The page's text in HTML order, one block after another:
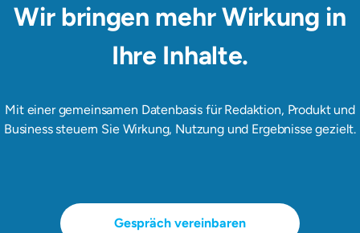
Wir bringen mehr Wirkung in
Ihre Inhalte.
Mit einer gemeinsamen Datenbasis für Redaktion, Produkt und
Business steuern Sie Wirkung, Nutzung und Ergebnisse gezielt.
Gespräch vereinbaren